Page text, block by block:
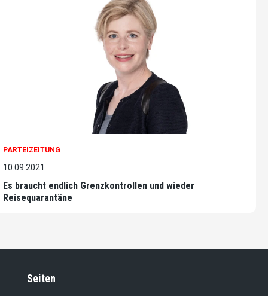
PARTEIZEITUNG
10.09.2021
Es braucht endlich Grenzkontrollen und wieder
Reisequarantäne
Seiten